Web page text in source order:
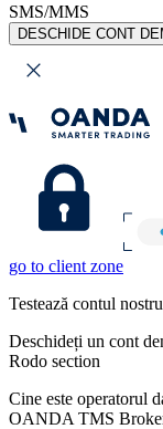
SMS/MMS
DESCHIDE CONT
go to client zone
Testează contul
Deschideți un cont
Rodo section
Cine este operatorul
OANDA TMS